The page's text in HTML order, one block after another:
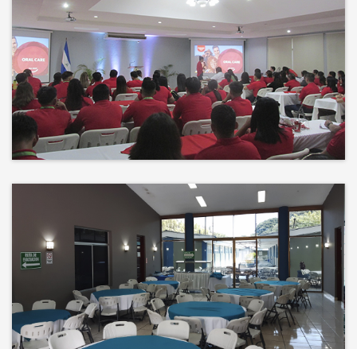
Desconectamos para conectar.
Entre risas, brisa fresca y un
ambiente natural
Events
El éxito no es solo un destino, es el
impacto que dejamos en el
camino